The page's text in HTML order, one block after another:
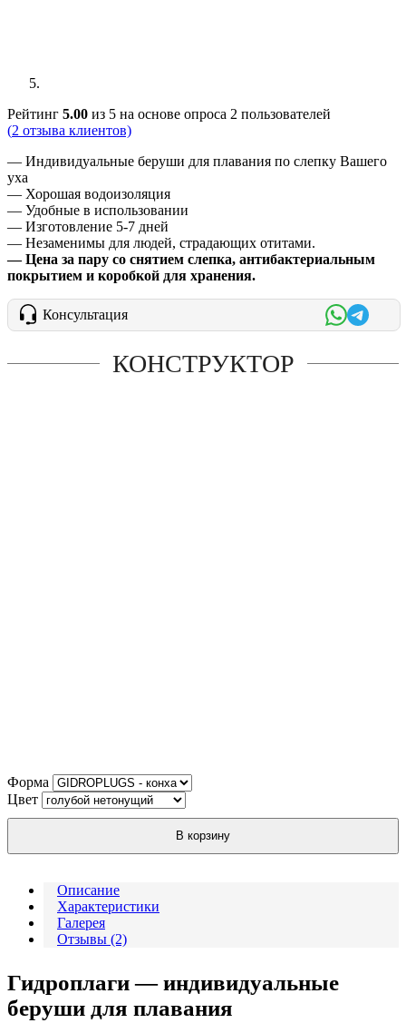
Рейтинг 5.00 из 5 на основе опроса 2 пользователей
(2 отзыва клиентов)
— Индивидуальные беруши для плавания по слепку Вашего
уха
— Хорошая водоизоляция
— Удобные в использовании
— Изготовление 5-7 дней
— Незаменимы для людей, страдающих отитами.
— Цена за пару со снятием слепка, антибактериальным
покрытием и коробкой для хранения.
Консультация
КОНСТРУКТОР
Форма
Цвет
В корзину
Описание
Характеристики
Галерея
Отзывы (2)
Гидроплаги — индивидуальные
беруши для плавания